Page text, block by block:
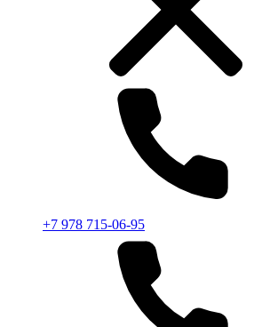
+7 978 715-06-95